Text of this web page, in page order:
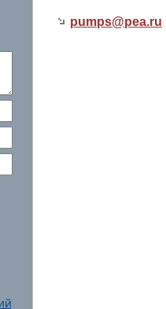
pumps@pea.ru